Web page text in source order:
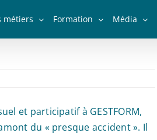
métiers Formation Média
et participatif à GESTFORM,
du « presque accident ». Il